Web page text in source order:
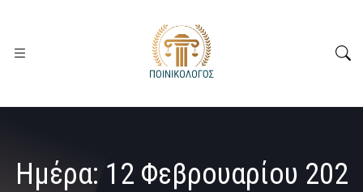
Ημέρα: 12 Φεβρουαρίου 202